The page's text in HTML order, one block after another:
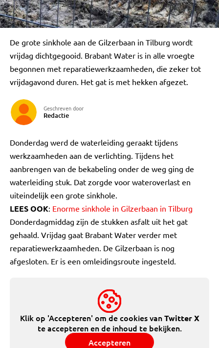
De grote sinkhole aan de Gilzerbaan in Tilburg wordt
vrijdag dichtgegooid. Brabant Water is in alle vroegte
begonnen met reparatiewerkzaamheden, die zeker tot
vrijdagavond duren. Het gat is met hekken afgezet.
Geschreven door
Redactie
Donderdag werd de waterleiding geraakt tijdens
werkzaamheden aan de verlichting. Tijdens het
aanbrengen van de bekabeling onder de weg ging de
waterleiding stuk. Dat zorgde voor wateroverlast en
uiteindelijk een grote sinkhole.
LEES OOK: Enorme sinkhole in Gilzerbaan in Tilburg
Donderdagmiddag zijn de stukken asfalt uit het gat
gehaald. Vrijdag gaat Brabant Water verder met
reparatiewerkzaamheden. De Gilzerbaan is nog
afgesloten. Er is een omleidingsroute ingesteld.
Klik op 'Accepteren' om de cookies vanTwitter X
te accepteren en de inhoud te bekijken.
Accepteren